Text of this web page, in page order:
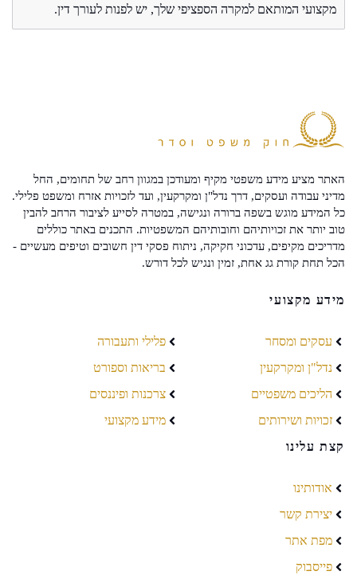
מקצועי המותאם למקרה הספציפי שלך, יש לפנות לעורך דין.
האתר מציע מידע משפטי מקיף ומעודכן במגוון רחב של תחומים, החל
מדיני עבודה ועסקים, דרך נדל"ן ומקרקעין, ועד לזכויות אזרח ומשפט פלילי.
כל המידע מוגש בשפה ברורה ונגישה, במטרה לסייע לציבור הרחב להבין
טוב יותר את זכויותיהם וחובותיהם המשפטיות. התכנים באתר כוללים
מדריכים מקיפים, עדכוני חקיקה, ניתוח פסקי דין חשובים וטיפים מעשיים -
הכל תחת קורת גג אחת, זמין ונגיש לכל דורש.
מידע מקצועי
עסקים ומסחר
נדל"ן ומקרקעין
הליכים משפטיים
זכויות ושירותים
פלילי ותעבורה
בריאות וספורט
צרכנות ופיננסים
מידע מקצועי
קצת עלינו
אודותינו
יצירת קשר
מפת אתר
פייסבוק